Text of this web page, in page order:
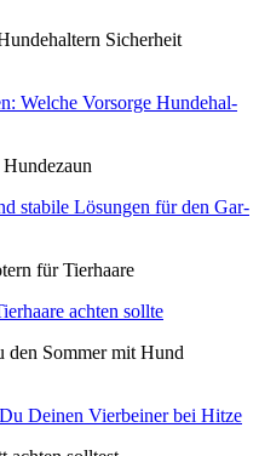
Wel­che Vor­sor­ge Hun­de­hal­
sta­bi­le Lösun­gen für den Gar­
ach­ten soll­te
Dei­nen Vier­bei­ner bei Hit­ze